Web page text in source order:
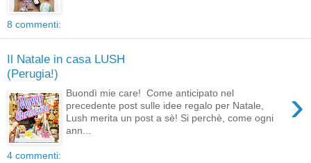
8 commenti:
Il Natale in casa LUSH
(Perugia!)
›
Buondì mie care! Come anticipato nel
precedente post sulle idee regalo per Natale,
Lush merita un post a sè! Si perchè, come ogni
ann...
4 commenti: